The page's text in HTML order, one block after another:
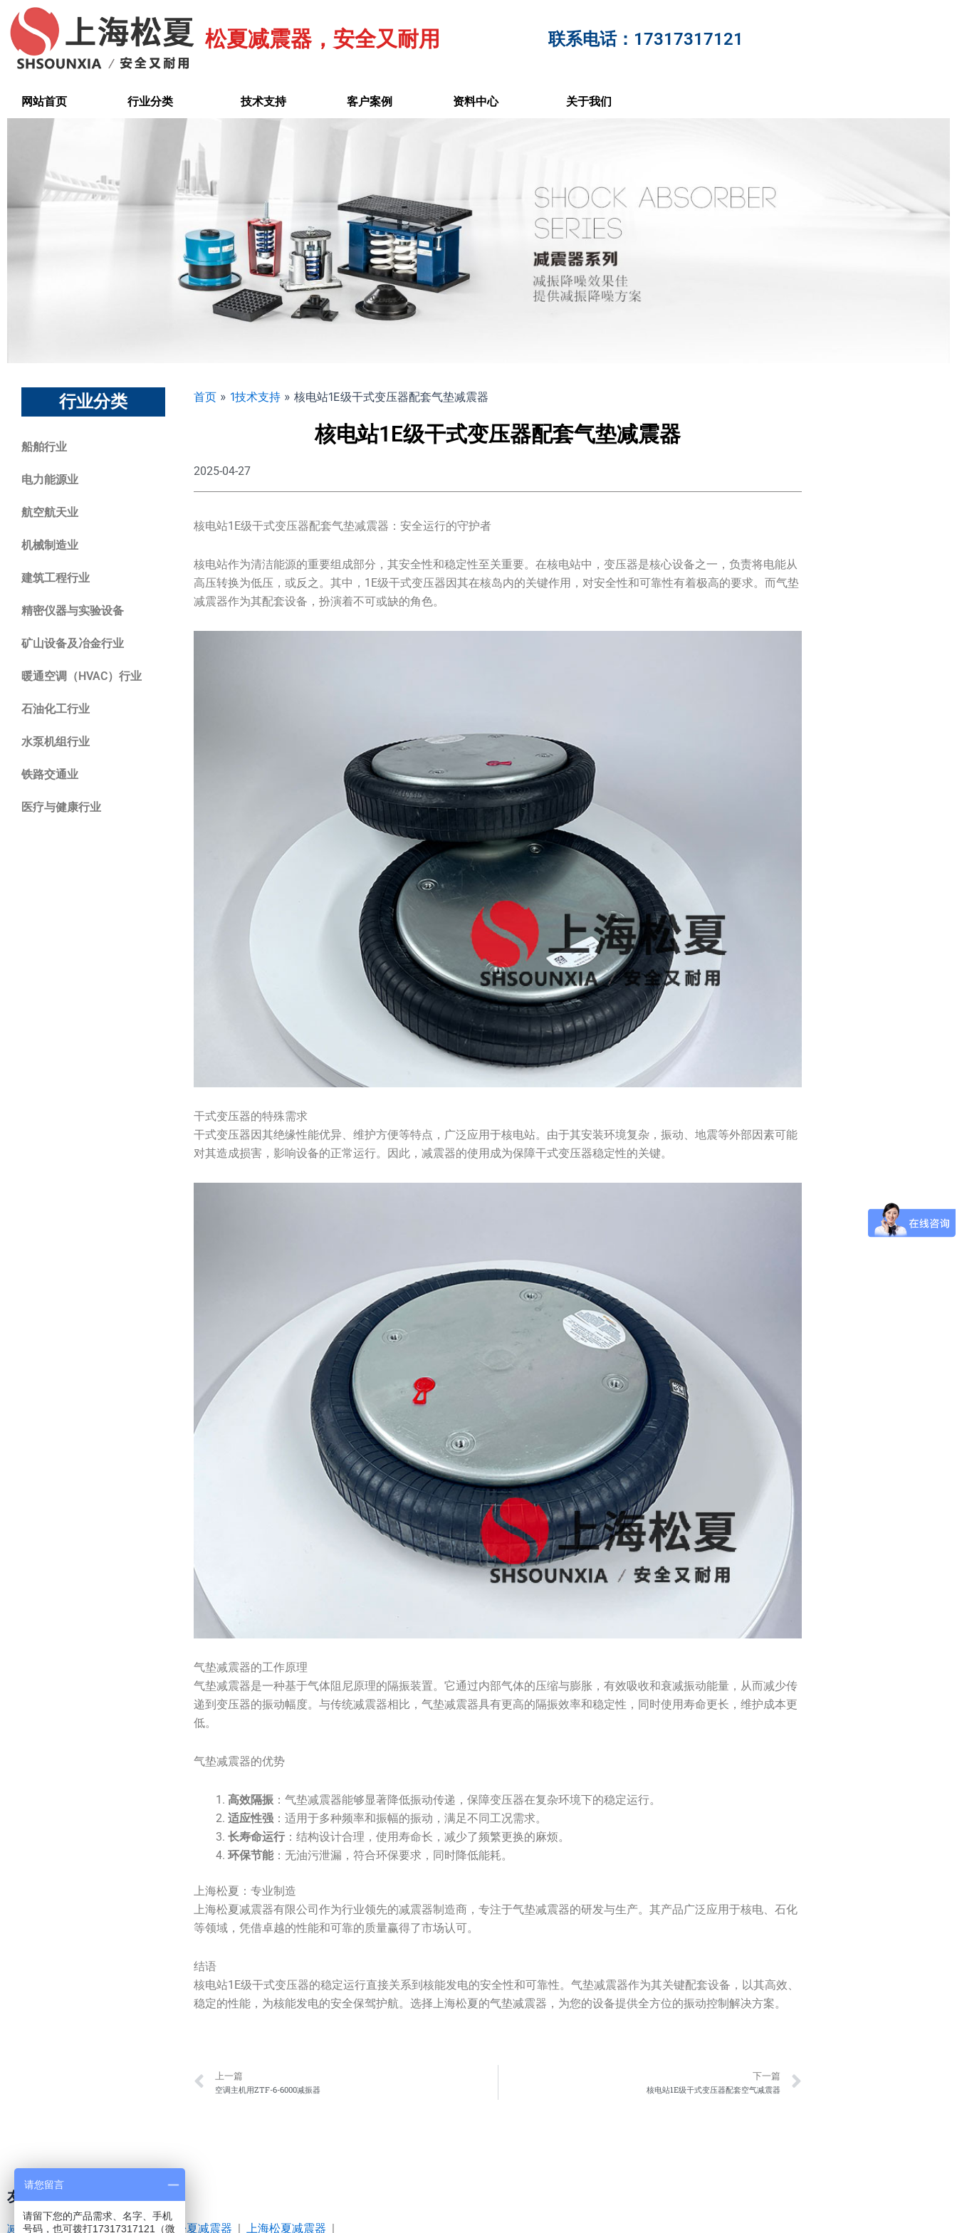
至
松夏减震器，安全又耐用 联系电话：17317317121
网站首页 行业分类 技术支持 客户案例 资料中心 关于我们
行业分类
船舶行业
电力能源业
航空航天业
机械制造业
建筑工程行业
精密仪器与实验设备
矿山设备及冶金行业
暖通空调（HVAC）行业
石油化工行业
水泵机组行业
铁路交通业
医疗与健康行业
首页 » 1技术支持 » 核电站1E级干式变压器配套气垫减震器
核电站1E级干式变压器配套气垫减震器
2025-04-27
核电站1E级干式变压器配套气垫减震器：安全运行的守护者
核电站作为清洁能源的重要组成部分，其安全性和稳定性至关重要。在核电站中，变压器是核心设备之一，负责将电能从
高压转换为低压，或反之。其中，1E级干式变压器因其在核岛内的关键作用，对安全性和可靠性有着极高的要求。而气垫
减震器作为其配套设备，扮演着不可或缺的角色。
干式变压器的特殊需求
干式变压器因其绝缘性能优异、维护方便等特点，广泛应用于核电站。由于其安装环境复杂，振动、地震等外部因素可能
对其造成损害，影响设备的正常运行。因此，减震器的使用成为保障干式变压器稳定性的关键。
气垫减震器的工作原理
气垫减震器是一种基于气体阻尼原理的隔振装置。它通过内部气体的压缩与膨胀，有效吸收和衰减振动能量，从而减少传
递到变压器的振动幅度。与传统减震器相比，气垫减震器具有更高的隔振效率和稳定性，同时使用寿命更长，维护成本更
低。
气垫减震器的优势
高效隔振 ：气垫减震器能够显著降低振动传递，保障变压器在复杂环境下的稳定运行。
适应性强 ：适用于多种频率和振幅的振动，满足不同工况需求。
长寿命运行 ：结构设计合理，使用寿命长，减少了频繁更换的麻烦。
环保节能：无油污泄漏，符合环保要求，同时降低能耗。
上海松夏：专业制造
上海松夏减震器有限公司作为行业领先的减震器制造商，专注于气垫减震器的研发与生产。其产品广泛应用于核电、石化
等领域，凭借卓越的性能和可靠的质量赢得了市场认可。
结语
核电站1E级干式变压器的稳定运行直接关系到核能发电的安全性和可靠性。气垫减震器作为其关键配套设备，以其高效、
稳定的性能，为核能发电的安全保驾护航。选择上海松夏的气垫减震器，为您的设备提供全方位的振动控制解决方案。
Prev
上一篇
空调主机用ZTF-6-6000减振器
下一篇
核电站1E级干式变压器配套空气减震器
友情链接
减震器|空气弹簧|橡胶接头 | 松夏减震器 上海松夏减震器
请您留言
请留下您的产品需求、名字、手机
号码，也可拨打17317317121（微